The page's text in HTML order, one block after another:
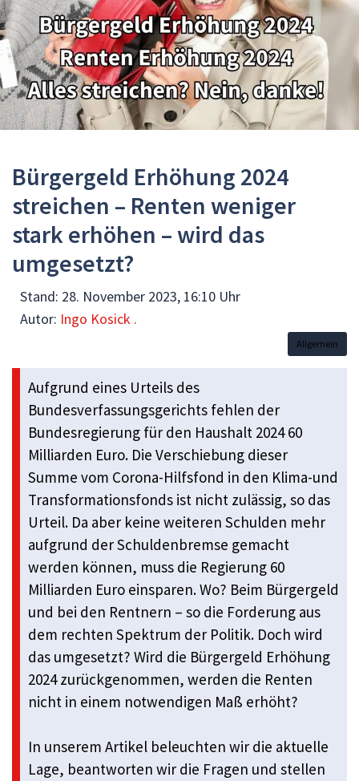
Bürgergeld Erhöhung 2024
streichen – Renten weniger
stark erhöhen – wird das
umgesetzt?
Stand: 28. November 2023, 16:10 Uhr
Autor: Ingo Kosick .
Allgemein
Aufgrund eines Urteils des
Bundesverfassungsgerichts fehlen der
Bundesregierung für den Haushalt 2024 60
Milliarden Euro. Die Verschiebung dieser
Summe vom Corona-Hilfsfond in den Klima-und
Transformationsfonds ist nicht zulässig, so das
Urteil. Da aber keine weiteren Schulden mehr
aufgrund der Schuldenbremse gemacht
werden können, muss die Regierung 60
Milliarden Euro einsparen. Wo? Beim Bürgergeld
und bei den Rentnern – so die Forderung aus
dem rechten Spektrum der Politik. Doch wird
das umgesetzt? Wird die Bürgergeld Erhöhung
2024 zurückgenommen, werden die Renten
nicht in einem notwendigen Maß erhöht?
In unserem Artikel beleuchten wir die aktuelle
Lage, beantworten wir die Fragen und stellen